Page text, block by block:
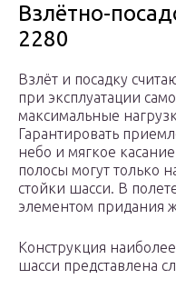
Взлётно-
2280
Взлёт и посадку
при эксплуатации
максимальные
Гарантировать
небо и мягкое
полосы могут только
стойки шасси. В
элементом придания
Конструкция
шасси представлена